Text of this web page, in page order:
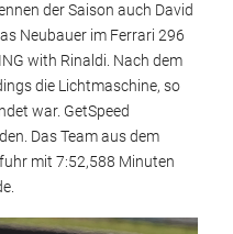
der Saison auch David
Neubauer im Ferrari 296
with Rinaldi. Nach dem
die Lichtmaschine, so
war. GetSpeed
Das Team aus dem
mit 7:52,588 Minuten